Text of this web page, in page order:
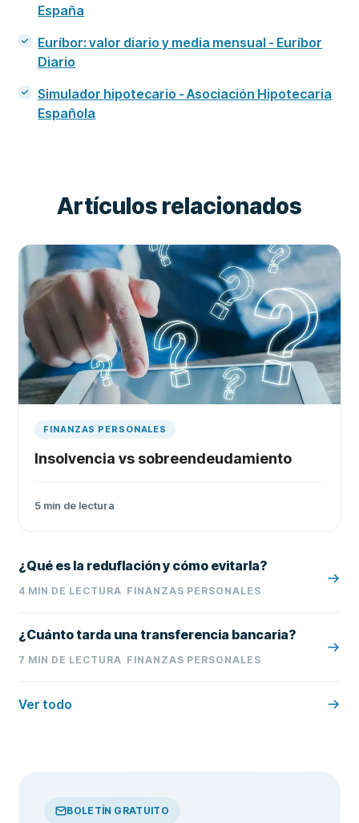
España
Euríbor: valor diario y media mensual - Euríbor
Diario
Simulador hipotecario - Asociación Hipotecaria
Española
Artículos relacionados
FINANZAS PERSONALES
Insolvencia vs sobreendeudamiento
5 min de lectura
¿Qué es la reduflación y cómo evitarla?
4 MIN DE LECTURA FINANZAS PERSONALES
¿Cuánto tarda una transferencia bancaria?
7 MIN DE LECTURA FINANZAS PERSONALES
Ver todo
BOLETÍN GRATUITO